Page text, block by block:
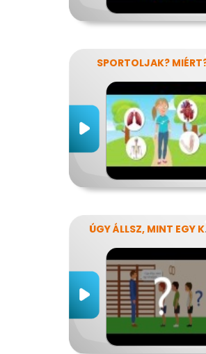
SPORTOLJAK?
ÚGY